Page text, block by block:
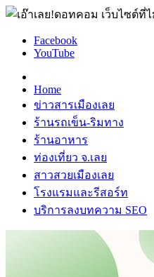
Facebook
YouTube
Home
ข่าวสารเมืองเลย
ร้านรถเข็น-ริมทาง
ร้านอาหาร
ท่องเที่ยว จ.เลย
สาวสวยเมืองเลย
โรงแรมและรีสอร์ท
บริการลงบทความ SEO